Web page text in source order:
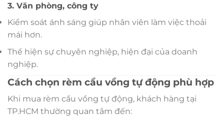
3. Văn phòng, công ty
Kiểm soát ánh sáng giúp nhân viên làm việc thoải
mái hơn.
Thể hiện sự chuyên nghiệp, hiện đại của doanh
nghiệp.
Cách chọn rèm cầu vồng tự động phù hợp
Khi mua rèm cầu vồng tự động, khách hàng tại
TP.HCM thường quan tâm đến: